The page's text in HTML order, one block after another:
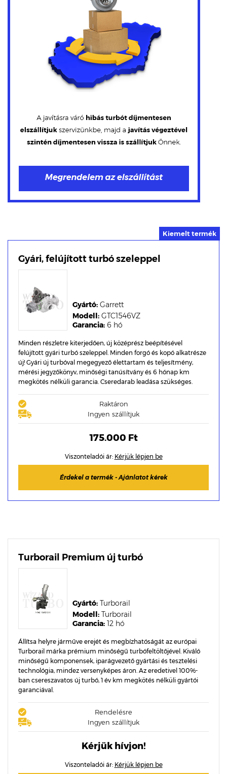
Gyári, felújított turbó szeleppel
Garancia: 6 hó
Modell: GTC1546VZ
Gyártó: Garrett
Minden részletre kiterjedően, új középrész beépítésével
felújított gyári turbó szeleppel. Minden forgó és kopó alkatrésze
új! Gyári új turbóval megegyező élettartam és teljesítmény,
mérési jegyzőkönyv, minőségi tanúsítvány és 6 hónap km
megkötés nélküli garancia. Cseredarab leadása szükséges.
Raktáron
Ingyen szállítjuk
175.000 Ft
Viszonteladói ár: Kérjük lépjen be
Érdekel a termék - Ajánlatot kérek
Turborail Premium új turbó
Garancia: 12 hó
Modell: Turborail
Gyártó: Turborail
Állítsa helyre járműve erejét és megbízhatóságát az európai
Turborail márka prémium minőségű turbófeltöltőjével. Kiváló
minőségű komponensek, iparágvezető gyártási és tesztelési
technológia, mindez versenyképes áron. Az eredetivel 100%-
ban csereszavatos új turbó, 1 év km megkötés nélküli gyártói
garanciával.
Rendelésre
Ingyen szállítjuk
Kérjük hívjon!
Viszonteladói ár: Kérjük lépjen be